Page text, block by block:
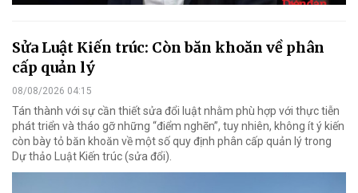
Sửa Luật Kiến trúc: Còn băn khoăn về phân
cấp quản lý
08/08/2026 04:15
Tán thành với sự cần thiết sửa đổi luật nhằm phù hợp với thực tiễn
phát triển và tháo gỡ những “điểm nghẽn”, tuy nhiên, không ít ý kiến
còn bày tỏ băn khoăn về một số quy định phân cấp quản lý trong
Dự thảo Luật Kiến trúc (sửa đổi).